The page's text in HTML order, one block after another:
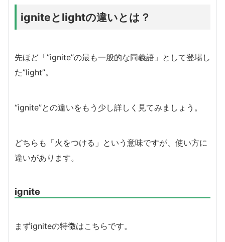
igniteとlightの違いとは？
先ほど「”ignite”の最も一般的な同義語」として登場し
た”light”。
“ignite”との違いをもう少し詳しく見てみましょう。
どちらも「火をつける」という意味ですが、使い方に
違いがあります。
ignite
まずigniteの特徴はこちらです。